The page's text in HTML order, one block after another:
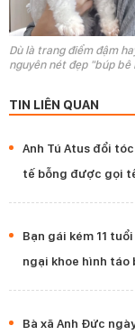
Dù là trang điểm đậm
nguyên nét đẹp "búp
TIN LIÊN QUAN
Anh Tú Atus đổi
tế bỗng được gọi
Bạn gái kém 11
ngại khoe hình
Bà xã Anh Đức